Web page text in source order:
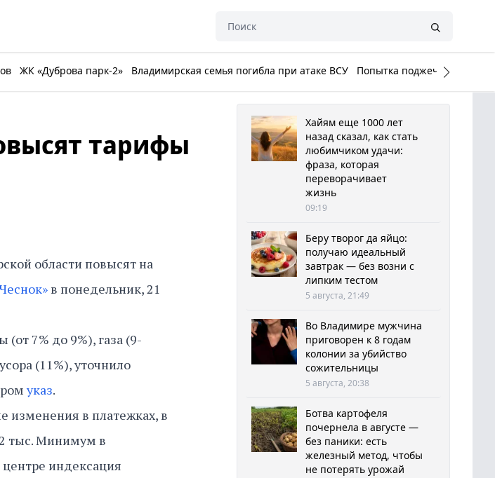
ЖК «Дуброва парк-2» Владимирская семья погибла при атаке ВСУ Попытка поджечь Белый
тарифы
области повысят на
в понедельник, 21
(от 7% до 9%), газа (9-
(11%), уточнило
указ.
изменения в платежках, в
тыс. Минимум в
индексация
Хайям еще 1000 лет
назад сказал, как стать
любимчиком удачи:
фраза, которая
переворачивает
жизнь
09:19
Беру творог да яйцо:
получаю идеальный
завтрак — без возни с
липким тестом
5 августа, 21:49
Во Владимире мужчина
приговорен к 8 годам
колонии за убийство
сожительницы
5 августа, 20:38
Ботва картофеля
почернела в августе —
без паники: есть
железный метод, чтобы
не потерять урожай